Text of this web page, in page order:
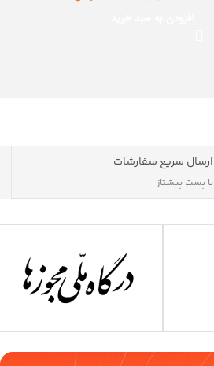
ارسال سریع سفارشات
با پست پیشتاز